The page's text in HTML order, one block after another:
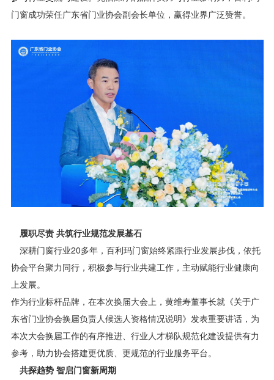
门窗成功荣任广东省门业协会副会长单位，赢得业界广泛赞誉。
履职尽责 共筑行业规范发展基石
深耕门窗行业20多年，百利玛门窗始终紧跟行业发展步伐，依托
协会平台聚力同行，积极参与行业共建工作，主动赋能行业健康向
上发展。
作为行业标杆品牌，在本次换届大会上，黄维寿董事长就《关于广
东省门业协会换届负责人候选人资格情况说明》发表重要讲话，为
本次大会换届工作的有序推进、行业人才梯队规范化建设提供有力
参考，助力协会搭建更优质、更规范的行业服务平台。
共探趋势 智启门窗新周期